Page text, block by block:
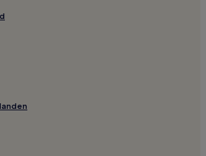
Frühstück in Tybee Island